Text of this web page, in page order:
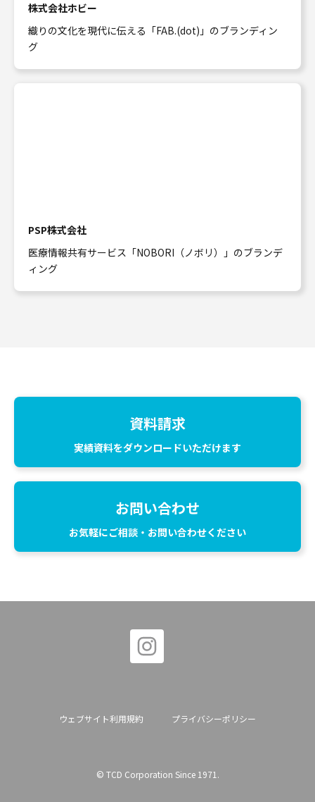
株式会社ホビー
織りの文化を現代に伝える「FAB.(dot)」のブランディン
グ
PSP株式会社
医療情報共有サービス「NOBORI（ノボリ）」のブランデ
ィング
資料請求
実績資料をダウンロードいただけます
お問い合わせ
お気軽にご相談・お問い合わせください
ウェブサイト利用規約 プライバシーポリシー
© TCD Corporation Since 1971.